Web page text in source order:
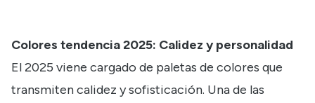
Colores tendencia 2025: Calidez y personalidad
El 2025 viene cargado de paletas de colores que
transmiten calidez y sofisticación. Una de las